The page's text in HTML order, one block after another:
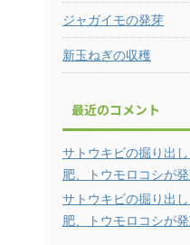
ジャガイモの発芽
新玉ねぎの収穫
最近のコメント
サトウキビの掘り出
肥、トウモロコシが
サトウキビの掘り出
肥、トウモロコシが